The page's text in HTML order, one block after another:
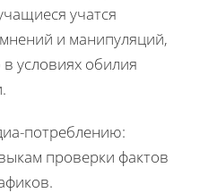
учатся
и манипуляций,
условиях обилия
потреблению:
проверки фактов